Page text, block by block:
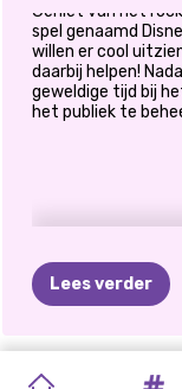
Geniet van het
spel genaamd
willen er cool
daarbij helpen!
geweldige tijd bij
het publiek te
Lees verder
MODE-
PRINSESSEN:
CUTEZEE